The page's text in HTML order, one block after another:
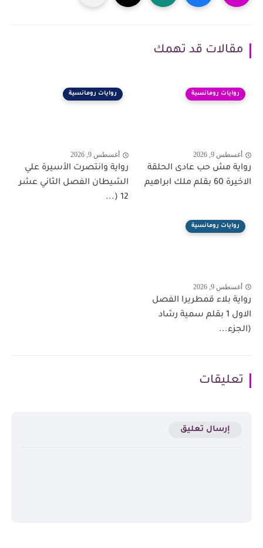
مقالات قد تهمك
روايات رومانسية
أغسطس 9, 2026
رواية مش حب عادى الحلقة
الاخيرة 60 بقلم ملك ابراهيم
روايات رومانسية
أغسطس 9, 2026
رواية وانتصرت الأسيرة علي
الشيطان الفصل الثاني عشر
12 (...
روايات رومانسية
أغسطس 9, 2026
رواية بلاء قمطريرا الفصل
الاول 1 بقلم سمية رشاد
(الجزء...
تعليقات
إرسال تعليق